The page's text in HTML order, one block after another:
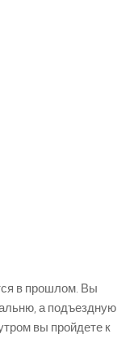
в прошлом. Вы
а подъездную
вы пройдете к